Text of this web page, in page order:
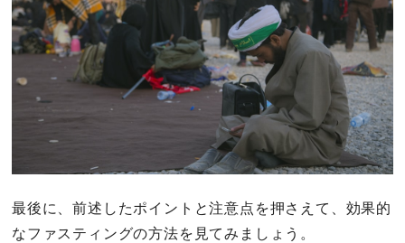
最後に、前述したポイントと注意点を押さえて、効果的
なファスティングの方法を見てみましょう。